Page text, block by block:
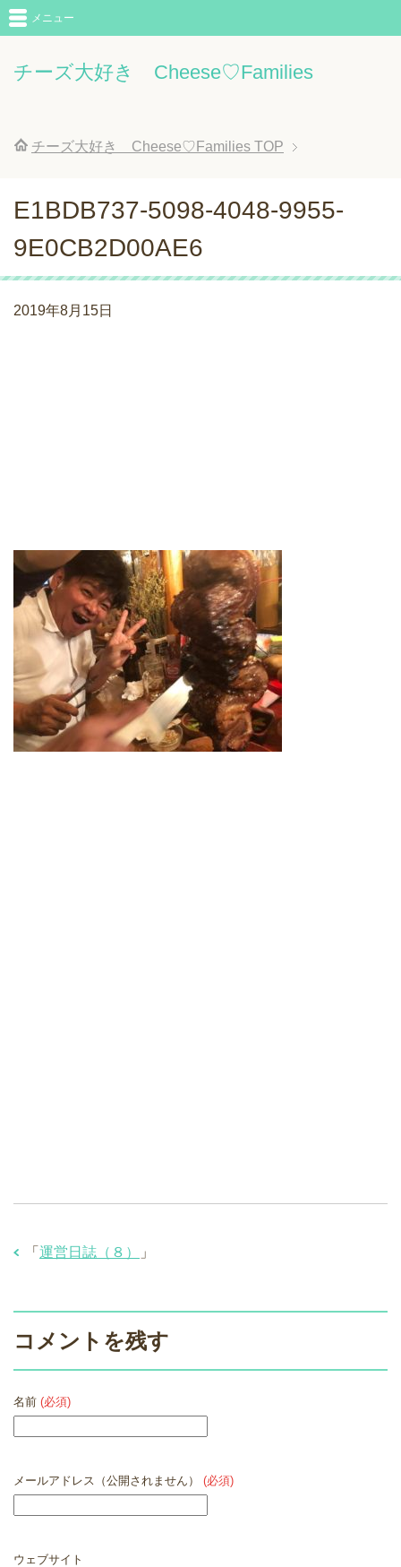
チーズ大好き Cheese♡Families
メニュー
チーズ大好き Cheese♡Families TOP
E1BDB737-5098-4048-9955-
9E0CB2D00AE6
2019年8月15日
「 運営日誌（８） 」
コメントを残す
名前 (必須)
メールアドレス（公開されません） (必須)
ウェブサイト